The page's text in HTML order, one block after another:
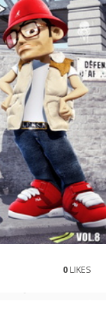
0LIKES